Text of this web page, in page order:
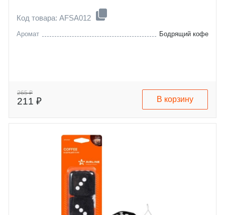
Код товара: AFSA012
Аромат Бодрящий кофе
265 ₽
211 ₽ В корзину